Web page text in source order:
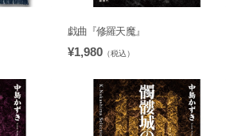
戯曲『修羅天魔』
¥1,980 （税込）